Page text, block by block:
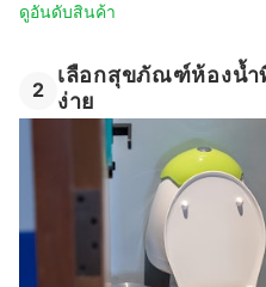
ดูอันดับสินค้า
2
เลือกสุขภัณฑ์ห้องน้ำ
ง่าย